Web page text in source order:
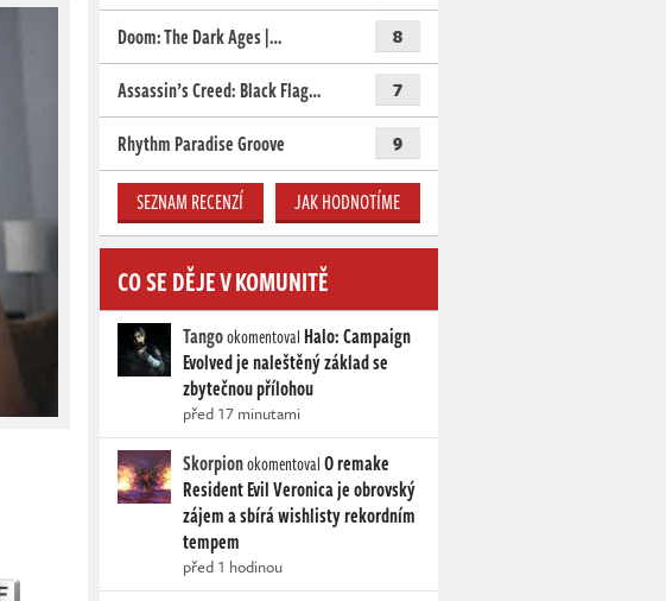
Doom: The Dark Ages |… 8
Assassin’s Creed: Black Flag… 7
Rhythm Paradise Groove 9
SEZNAM RECENZÍ JAK HODNOTÍME
CO SE DĚJE V KOMUNITĚ
Tangookomentoval Halo: Campaign
Evolved je naleštěný základ se
zbytečnou přílohou
před 17 minutami
SkorpionokomentovalO remake
Resident Evil Veronica je obrovský
zájem a sbírá wishlisty rekordním
tempem
před 1 hodinou